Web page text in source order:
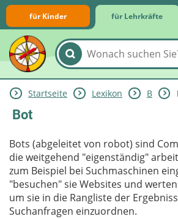
für Kinder für Lehrkräfte
Lernmodule
Internet-ABC-Schule
Praxishilfen
Aktuelles
Startseite Lexikon B
Bot
Bots (abgeleitet von robot) sind
die weitgehend "eigenständig"
zum Beispiel bei Suchmaschinen
"besuchen" sie Websites und
um sie in die Rangliste der
Suchanfragen einzuordnen.